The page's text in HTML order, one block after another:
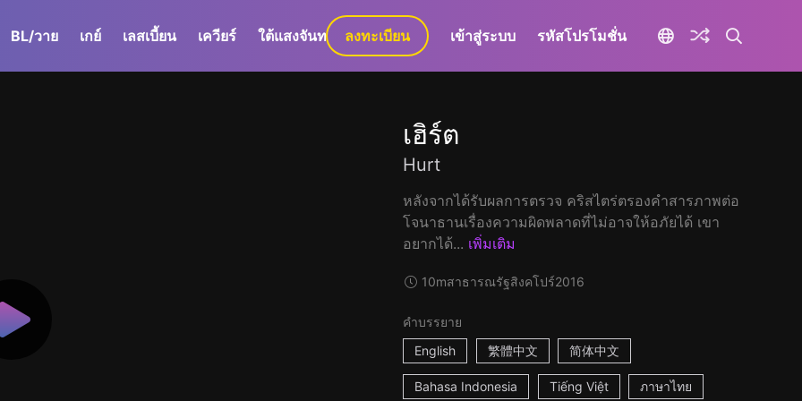
BL/วาย เกย์ เลสเบี้ยน เควียร์ ใต้แสงจันทร์ GaLa+
ลงทะเบียน เข้าสู่ระบบ รหัสโปรโมชั่น
เฮิร์ต
Hurt
หลังจากได้รับผลการตรวจ คริสไตร่ตรองคำสารภาพต่อ
โจนาธานเรื่องความผิดพลาดที่ไม่อาจให้อภัยได้ เขา
อยากได้... เพิ่มเติม
10mสาธารณรัฐสิงคโปร์2016
คำบรรยาย
English
繁體中文 简体中文
Bahasa Indonesia Tiếng Việt ภาษาไทย